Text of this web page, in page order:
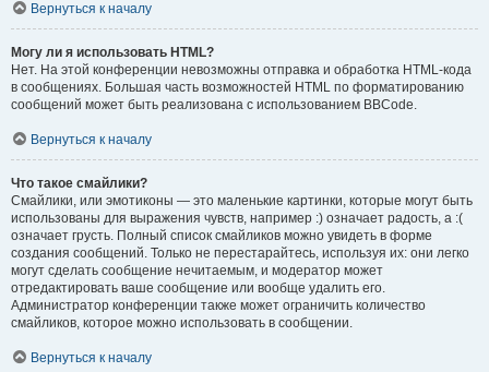
Вернуться к началу
Могу ли я использовать HTML?
Нет. На этой конференции невозможны отправка и обработка HTML-кода
в сообщениях. Большая часть возможностей HTML по форматированию
сообщений может быть реализована с использованием BBCode.
Вернуться к началу
Что такое смайлики?
Смайлики, или эмотиконы — это маленькие картинки, которые могут быть
использованы для выражения чувств, например :) означает радость, а :(
означает грусть. Полный список смайликов можно увидеть в форме
создания сообщений. Только не перестарайтесь, используя их: они легко
могут сделать сообщение нечитаемым, и модератор может
отредактировать ваше сообщение или вообще удалить его.
Администратор конференции также может ограничить количество
смайликов, которое можно использовать в сообщении.
Вернуться к началу